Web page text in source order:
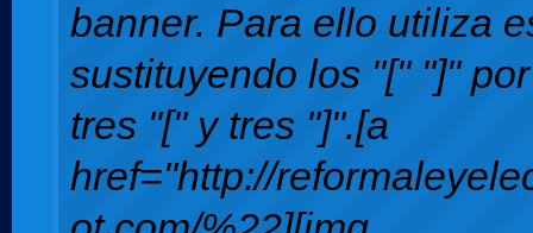
banner. Para ello utiliza
sustituyendo los "[" "]"
tres "[" y tres "]".[a
href="http://